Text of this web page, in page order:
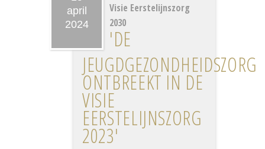
april
2024
Visie Eerstelijnszorg
2030
'DE
JEUGDGEZONDHEIDSZORG
ONTBREEKT IN DE
VISIE
EERSTELIJNSZORG
2023'